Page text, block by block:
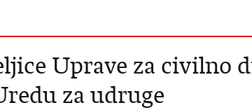
Uprave za civilno
za udruge